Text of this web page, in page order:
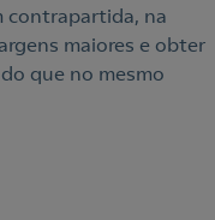
contrapartida, na
maiores e obter
que no mesmo